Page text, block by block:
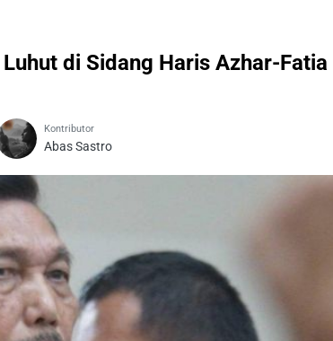
di Sidang Haris Azhar-Fatia
Kontributor
Abas Sastro